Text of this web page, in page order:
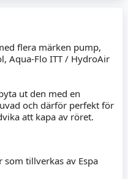
flera märken pump,
Aqua-Flo ITT / HydroAir
ut den med en
och därför perfekt för
att kapa av röret.
tillverkas av Espa